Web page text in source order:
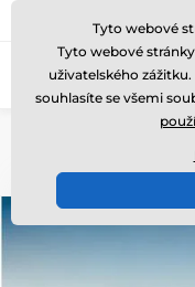
Zavolejte nám (Po-Pá 8-17)
Tyto webové
Tyto webové
uživatelského
souhlasíte se všemi